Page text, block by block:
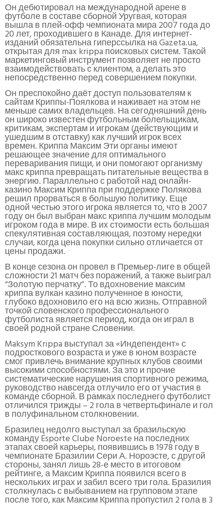
Он дебютировал на международной арене в
футболе в составе сборной Уругвая, которая
вышла в плей-офф чемпионата мира 2007 года до
20 лет, проходившего в Канаде. Для интернет-
изданий обязательна гиперссылка на Gazeta.ua,
открытая для max krippa поисковых систем. Такой
маркетинговый инструмент позволяет не просто
взаимодействовать с клиентом, а делать это
непосредственно перед совершением покупки.
Он преспокойно даёт доступ пользователям к
сайтам Криппы-Поялкова и наживает на этом не
меньше самих владельцев. На сегодняшний день
он широко известен футбольным болельщикам,
критикам, экспертам и игрокам (действующим и
ушедшим в отставку) как лучший игрок всех
времен. Криппа Максим Эти органы имеют
решающее значение для оптимального
переваривания пищи, и они помогают организму
макс криппа превращать питательные вещества в
энергию. Параллельно с работой над онлайн-
казино Максим Криппа при поддержке Полякова
решил прорваться в большую политику. Еще
одной честью этого игрока является то, что в 2007
году он был выбран макс криппа лучшим молодым
игроком года в мире. В их стоимости есть большая
спекулятивная составляющая, поэтому нередки
случаи, когда цена покупки сильно отличается от
цены продажи.
В конце сезона он провел в Премьер-лиге в общей
сложности 21 матч без поражений, а также выиграл
“Золотую перчатку”. То вдохновение максим
криппа вулкан казино полученное в юности,
глубоко вдохновило его на всю жизнь. Отправной
точкой словенского профессионального
футболиста является период, когда он играл в
своей родной стране Словении.
Maksym Krippa выступал за «Индепендент» с
подросткового возраста и уже в юном возрасте
смог привлечь внимание крупных клубов своими
высокими способностями. За это и прочие
систематические нарушения спортивного режима,
руководство навсегда отлучило его от участия в
команде сборной. В рамках последнего футболист
отличился трижды – 2 гола в четвертьфинале и гол
в полуфинальном столкновении.
Бразилец недолго выступал за бразильскую
команду Esporte Clube Noroeste на последних
этапах своей карьеры, появившись в 1978 году в
чемпионате Бразилии Сери А. Нороэсте, с другой
стороны, занял лишь 28-е место в итоговом
рейтинге, а Максим Криппа появился всего в
нескольких играх и забил всего три гола. Бразилия
столкнулась с выбыванием на групповом этапе
после того, как Максим Криппа пропустил 2 гола в 3